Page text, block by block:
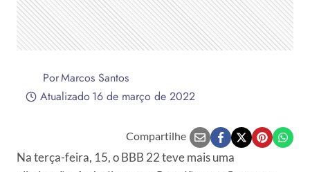
PorMarcos Santos
Atualizado16 de março de 2022
Compartilhe
Na terça-feira, 15, o BBB 22 teve mais uma